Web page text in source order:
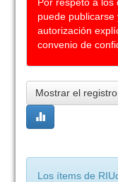
puede
autorización
convenio de
Mostrar el
Los ítems de